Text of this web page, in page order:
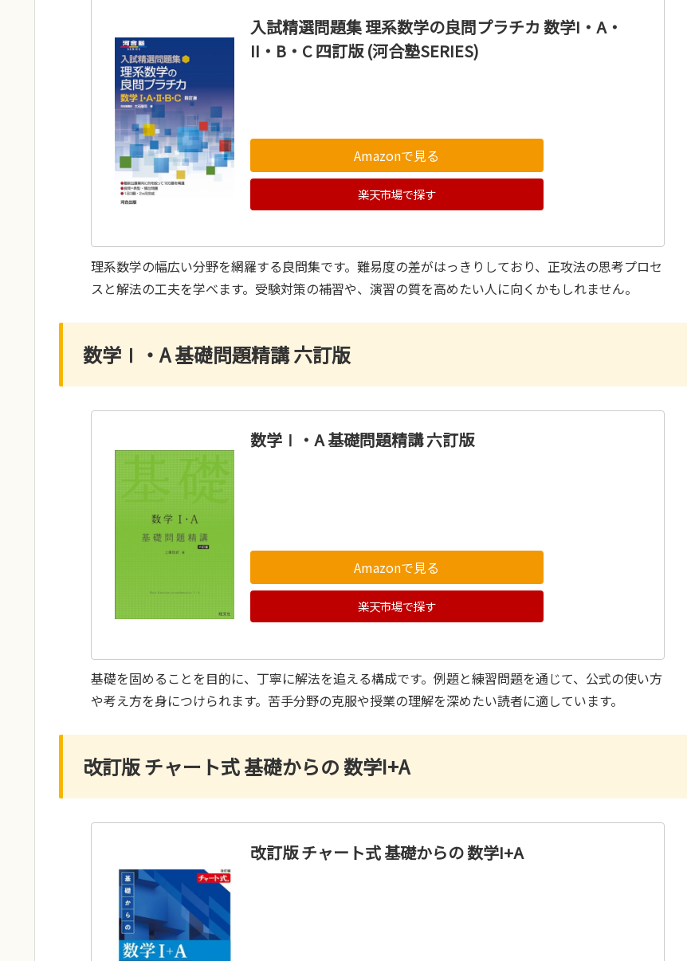
入試精選問題集 理系数学の良問プラチカ 数学I・A・
II・B・C 四訂版 (河合塾SERIES)
Amazonで見る
楽天市場で探す
理系数学の幅広い分野を網羅する良問集です。難易度の差がはっきりしており、正攻法の思考プロセ
スと解法の工夫を学べます。受験対策の補習や、演習の質を高めたい人に向くかもしれません。
数学Ⅰ・A 基礎問題精講 六訂版
数学Ⅰ・A 基礎問題精講 六訂版
Amazonで見る
楽天市場で探す
基礎を固めることを目的に、丁寧に解法を追える構成です。例題と練習問題を通じて、公式の使い方
や考え方を身につけられます。苦手分野の克服や授業の理解を深めたい読者に適しています。
改訂版 チャート式 基礎からの 数学I+A
改訂版 チャート式 基礎からの 数学I+A